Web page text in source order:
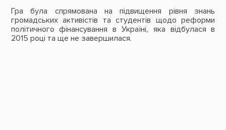
Гра була спрямована на підвищення рівня знань
громадських активістів та студентів щодо реформи
політичного фінансування в Україні, яка відбулася в
2015 році та ще не завершилася.